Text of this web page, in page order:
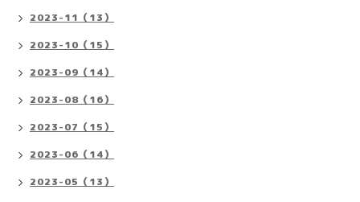
2023-11（13）
2023-10（15）
2023-09（14）
2023-08（16）
2023-07（15）
2023-06（14）
2023-05（13）